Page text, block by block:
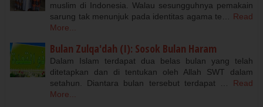
muslim di Indonesia. Walau sesungguhnya pemakain
sarung tak menunjuk pada identitas agama te…
Read
More...
Bulan Zulqa'dah (I): Sosok Bulan Haram
Dalam Islam terdapat dua belas bulan yang telah
ditetapkan dan di tentukan oleh Allah SWT dalam
setahun. Diantara bulan tersebut terdapat …
Read
More...